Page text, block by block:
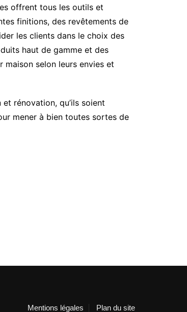
offrent tous les outils et
finitions, des revêtements de
les clients dans le choix des
haut de gamme et des
selon leurs envies et
rénovation, qu’ils soient
mener à bien toutes sortes de
Mentions légales Plan du site